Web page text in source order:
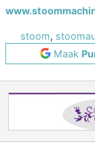
stoom,
Maak